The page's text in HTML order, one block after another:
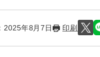
2025年8月7日 印刷